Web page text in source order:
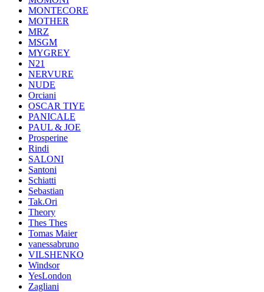
MONTECORE
MOTHER
MRZ
MSGM
MYGREY
N21
NERVURE
NUDE
Orciani
OSCAR TIYE
PANICALE
PAUL & JOE
Prosperine
Rindi
SALONI
Santoni
Schiatti
Sebastian
Tak.Ori
Theory
Thes Thes
Tomas Maier
vanessabruno
VILSHENKO
Windsor
YesLondon
Zagliani